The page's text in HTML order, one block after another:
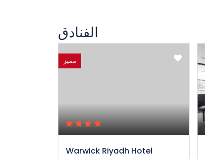
الفنادق
مميز
Warwick Riyadh Hotel